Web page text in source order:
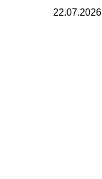
22.07.2026